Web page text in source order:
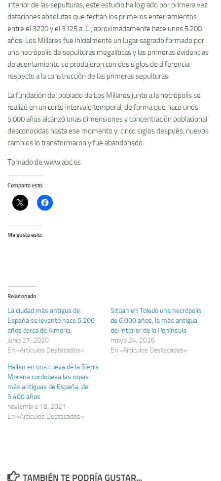
interior de las sepulturas, este estudio ha logrado por primera vez
dataciones absolutas que fechan los primeros enterramientos
entre el 3220 y el 3125 a. C., aproximadamente hace unos 5.200
años. Los Millares fue inicialmente un lugar sagrado formado por
una necrópolis de sepulturas megalíticas y las primeras evidencias
de asentamiento se produjeron con dos siglos de diferencia
respecto a la construcción de las primeras sepulturas.
La fundación del poblado de Los Millares junto a la necrópolis se
realizó en un corto intervalo temporal, de forma que hace unos
5.000 años alcanzó unas dimensiones y concentración poblacional
desconocidas hasta ese momento y, cinco siglos después, nuevos
cambios lo transformaron y fue abandonado.
Tomado de www.abc.es
Comparte esto:
Me gusta esto:
Relacionado
La ciudad más antigua de
España se levantó hace 5.200
años cerca de Almería
junio 27, 2020
En «Artículos Destacados»
Sitúan en Toledo una necrópolis
de 6.000 años, la más antigua
del interior de la Península
mayo 24, 2026
En «Artículos Destacados»
Hallan en una cueva de la Sierra
Morena cordobesa las ropas
más antiguas de España, de
5.400 años
noviembre 18, 2021
En «Artículos Destacados»
TAMBIÉN TE PODRÍA GUSTAR...